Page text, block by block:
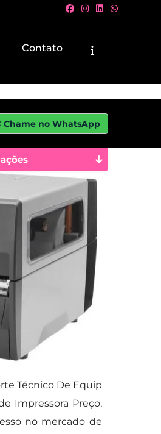
Contato
Chame no WhatsApp
Técnico De Equip
Impressora Preço,
no mercado de